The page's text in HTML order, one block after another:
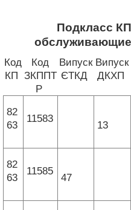
Подкласс
Код
КП
Код
ЗКППТ
Р
Випуск
ЄТКД
Випуск
ДКХП
82
63
11583
13
82
63
11585
47